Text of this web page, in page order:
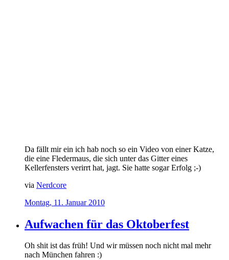
Da fällt mir ein ich hab noch so ein Video von einer Katze,
die eine Fledermaus, die sich unter das Gitter eines
Kellerfensters verirrt hat, jagt. Sie hatte sogar Erfolg ;-)
via Nerdcore
Montag, 11. Januar 2010
Aufwachen für das Oktoberfest
Oh shit ist das früh! Und wir müssen noch nicht mal mehr
nach München fahren :)